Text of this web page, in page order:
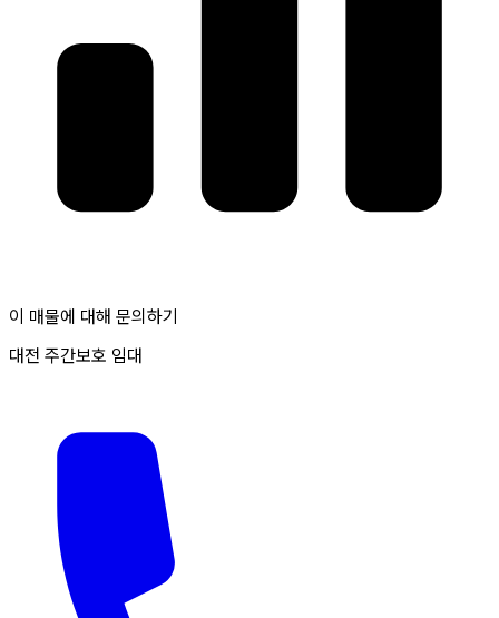
이 매물에 대해 문의하기
대전 주간보호 임대